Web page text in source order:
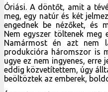
Óriási. A döntőt, amit a
meg, egy natúr és két
engednek be nézőket, és
Nem egyszer töltenek meg
Namármost én azt nem
produkcióra háromszor is
ugye ez nem ingyenes, erre
eddig közvetítettem, úgy
beöltöztek az emberek,